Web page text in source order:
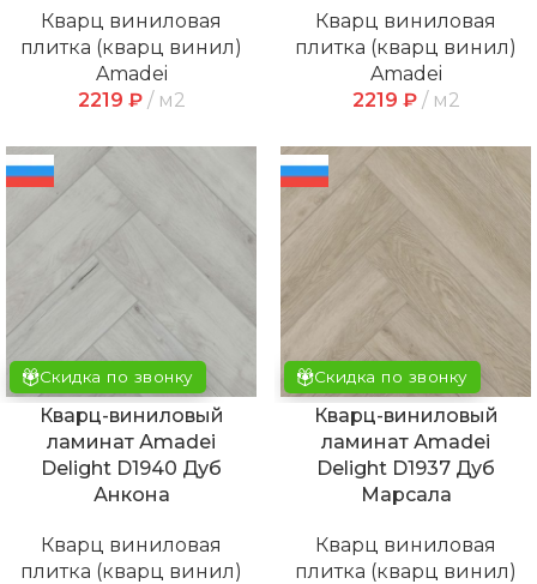
Кварц виниловая
плитка (кварц винил)
Amadei
2219 ₽ м2
Кварц виниловая
плитка (кварц винил)
Amadei
2219 ₽ м2
Скидка по звонку
Кварц-виниловый
ламинат Аmadei
Delight D1940 Дуб
Анкона
Кварц виниловая
плитка (кварц винил)
Скидка по звонку
Кварц-виниловый
ламинат Аmadei
Delight D1937 Дуб
Марсала
Кварц виниловая
плитка (кварц винил)